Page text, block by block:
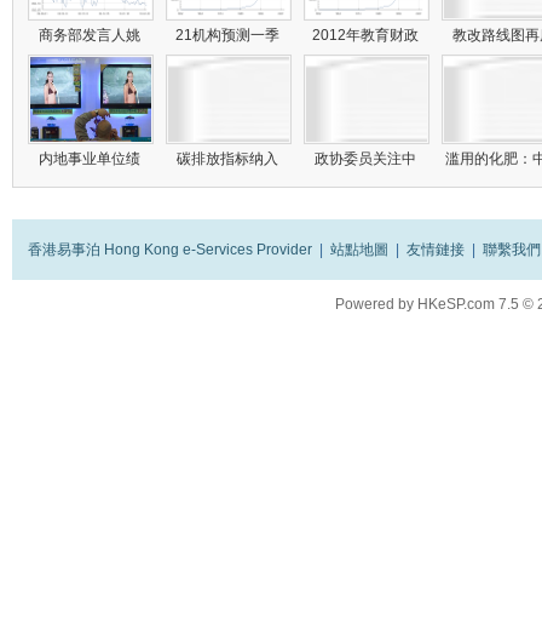
商务部发言人姚 21机构预测一季 2012年教育财政 教改路线图
内地事业单位绩 碳排放指标纳入 政协委员关注中 滥用的化肥：
香港易事泊 Hong Kong e-Services Provider 站點地圖 友情鏈接 聯繫我們
Powered by HKeSP.com 7.5 ©